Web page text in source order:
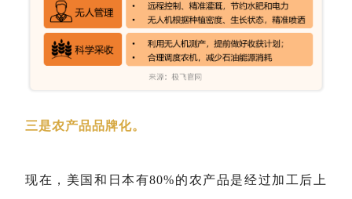
三是农产品品牌化。
现在，美国和日本有80%的农产品是经过加工后上